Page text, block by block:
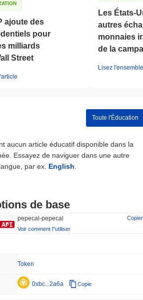
ajoute des
pour
milliards
Street
Les États-
autres
monnaies
de la
Lisez
Toute l'Éducation
aucun article éducatif disponible dans la
Essayez de naviguer dans une autre
langue, par ex. English
de base
pepecal-pepecal
Copier
Voir comment l''utiliser
Token
0xbc...2a6a Copie